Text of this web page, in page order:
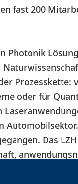
fast 200
Photonik
Prozesskette:
oder für
Das